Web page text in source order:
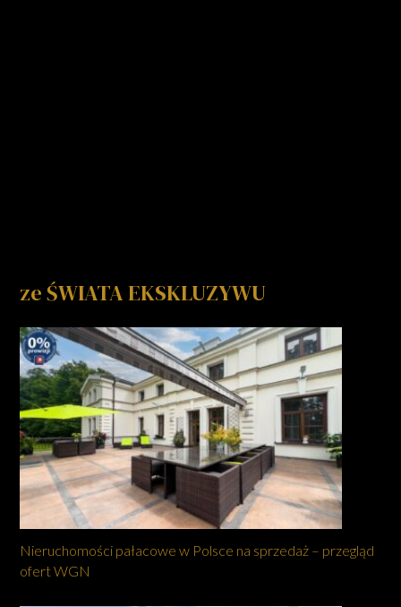
ze ŚWIATA EKSKLUZYWU
Nieruchomości pałacowe w Polsce na sprzedaż – przegląd
ofert WGN